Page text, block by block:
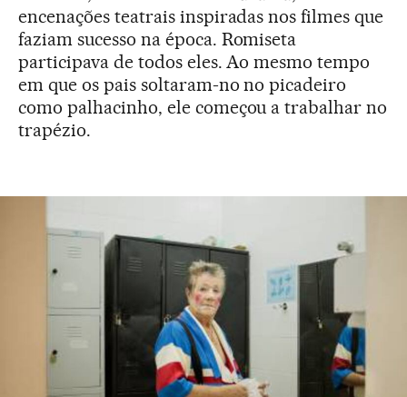
encenações teatrais inspiradas nos filmes que
faziam sucesso na época. Romiseta
participava de todos eles. Ao mesmo tempo
em que os pais soltaram-no no picadeiro
como palhacinho, ele começou a trabalhar no
trapézio.